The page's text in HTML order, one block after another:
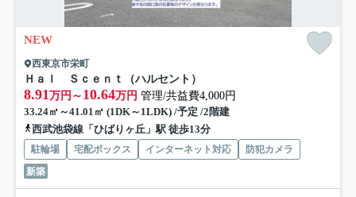
NEW
西東京市栄町
Ｈａｌ Ｓｃｅｎｔ（ハルセント）
8.91 万円～ 10.64万円 管理/共益費4,000円
33.24㎡～41.01㎡ (1DK～1LDK) /予定 /2階建
西武池袋線「ひばりヶ丘」駅 徒歩13分
駐輪場 宅配ボックス インターネット対応
防犯カメラ
新築